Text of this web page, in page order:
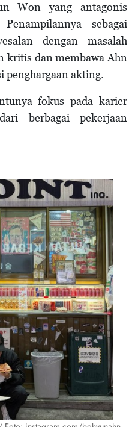
Won yang antagonis
sebagai
dengan masalah
kritis dan membawa Ahn
penghargaan akting.
fokus pada karier
berbagai pekerjaan